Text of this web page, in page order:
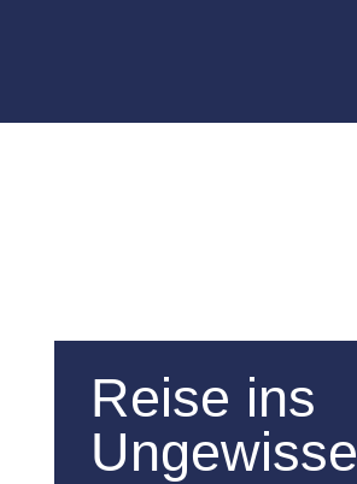
Reise ins
Ungewisse